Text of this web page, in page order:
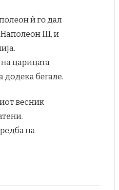
ѝ го дал
Наполеон III, и
царицата
додека бегале.
весник
на